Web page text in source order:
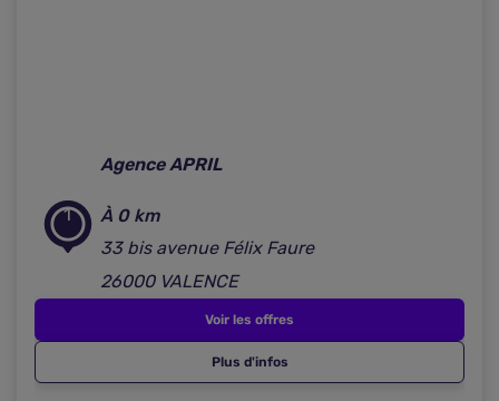
1
Agence APRIL
À 0 km
33 bis avenue Félix Faure
26000 VALENCE
Voir les offres
Plus d'infos